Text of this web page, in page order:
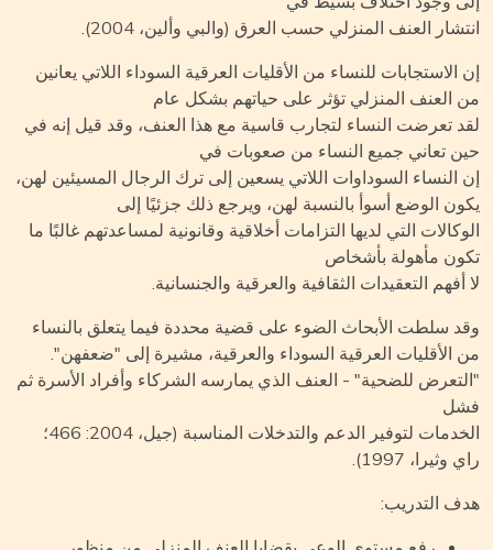
العنف المنزلي حسب العرق (والبي وألين، 2004).
الاستجابات للنساء من الأقليات العرقية السوداء اللاتي يعانين
العنف المنزلي تؤثر على حياتهم بشكل عام
تعرضت النساء لتجارب قاسية مع هذا العنف، وقد قيل إنه في
تعاني جميع النساء من صعوبات في
النساء السوداوات اللاتي يسعين إلى ترك الرجال المسيئين لهن،
الوضع أسوأ بالنسبة لهن، ويرجع ذلك جزئيًا إلى
التي لديها التزامات أخلاقية وقانونية لمساعدتهم غالبًا ما
مأهولة بأشخاص
أفهم التعقيدات الثقافية والعرقية والجنسانية.
سلطت الأبحاث الضوء على قضية محددة فيما يتعلق بالنساء
الأقليات العرقية السوداء والعرقية، مشيرة إلى "ضعفهن".
للضحية" - العنف الذي يمارسه الشركاء وأفراد الأسرة ثم
الخدمات لتوفير الدعم والتدخلات المناسبة (جيل، 2004: 466؛
وثيرا، 1997).
التدريب: